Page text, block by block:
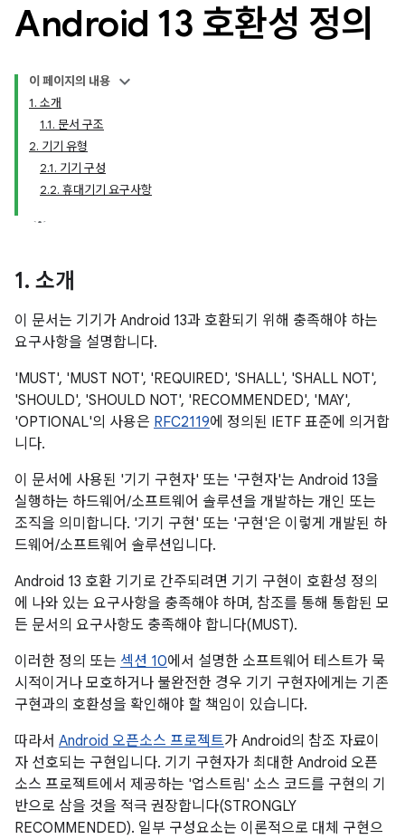
Android 13 호환성 정의
이 페이지의 내용
1. 소개
1.1. 문서 구조
2. 기기 유형
2.1. 기기 구성
2.2. 휴대기기 요구사항
1. 소개
이 문서는 기기가 Android 13과 호환되기 위해 충족해야 하는
요구사항을 설명합니다.
'MUST', 'MUST NOT', 'REQUIRED', 'SHALL', 'SHALL NOT',
'SHOULD', 'SHOULD NOT', 'RECOMMENDED', 'MAY',
'OPTIONAL'의 사용은 RFC2119에 정의된 IETF 표준에 의거합
니다.
이 문서에 사용된 '기기 구현자' 또는 '구현자'는 Android 13을
실행하는 하드웨어/소프트웨어 솔루션을 개발하는 개인 또는
조직을 의미합니다. '기기 구현' 또는 '구현'은 이렇게 개발된 하
드웨어/소프트웨어 솔루션입니다.
Android 13 호환 기기로 간주되려면 기기 구현이 호환성 정의
에 나와 있는 요구사항을 충족해야 하며, 참조를 통해 통합된 모
든 문서의 요구사항도 충족해야 합니다(MUST).
이러한 정의 또는 섹션 10에서 설명한 소프트웨어 테스트가 묵
시적이거나 모호하거나 불완전한 경우 기기 구현자에게는 기존
구현과의 호환성을 확인해야 할 책임이 있습니다.
따라서 Android 오픈소스 프로젝트가 Android의 참조 자료이
자 선호되는 구현입니다. 기기 구현자가 최대한 Android 오픈
소스 프로젝트에서 제공하는 '업스트림' 소스 코드를 구현의 기
반으로 삼을 것을 적극 권장합니다(STRONGLY
RECOMMENDED). 일부 구성요소는 이론적으로 대체 구현으